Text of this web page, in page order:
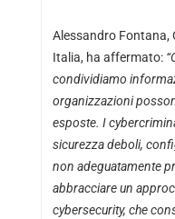
Alessandro Fontana,
Italia, ha affermato:
condividiamo
organizzazioni
esposte. I
sicurezza deboli,
non adeguatamente
abbracciare un
cybersecurity, che